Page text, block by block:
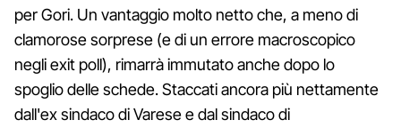
per Gori. Un vantaggio molto netto che, a meno di
clamorose sorprese (e di un errore macroscopico
negli exit poll), rimarrà immutato anche dopo lo
spoglio delle schede. Staccati ancora più nettamente
dall'ex sindaco di Varese e dal sindaco di